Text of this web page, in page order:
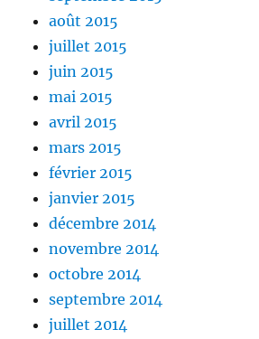
août 2015
juillet 2015
juin 2015
mai 2015
avril 2015
mars 2015
février 2015
janvier 2015
décembre 2014
novembre 2014
octobre 2014
septembre 2014
juillet 2014